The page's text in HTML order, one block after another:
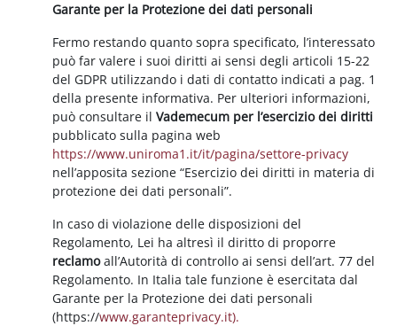
Garante per la Protezione dei dati personali
Fermo restando quanto sopra specificato, l’interessato
può far valere i suoi diritti ai sensi degli articoli 15-22
del GDPR utilizzando i dati di contatto indicati a pag. 1
della presente informativa. Per ulteriori informazioni,
può consultare ilVademecum per l’esercizio dei diritti
pubblicato sulla pagina web
https://www.uniroma1.it/it/pagina/settore-privacy
nell’apposita sezione “Esercizio dei diritti in materia di
protezione dei dati personali”.
In caso di violazione delle disposizioni del
Regolamento, Lei ha altresì il diritto di proporre
reclamoall’Autorità di controllo ai sensi dell’art. 77 del
Regolamento. In Italia tale funzione è esercitata dal
Garante per la Protezione dei dati personali
(https://www.garanteprivacy.it).